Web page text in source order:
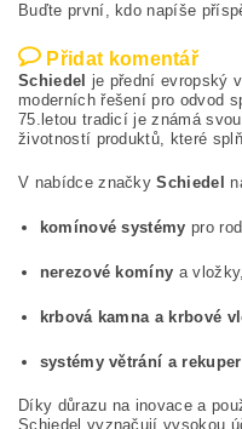
Buďte první, kdo napíše
Přidat komentář
Schiedel je přední evropský
moderních řešení pro odvod
75.letou tradicí je známá
životností produktů, které
V nabídce značkySchiedel
komínové systémy pro
nerezové komíny a vložky,
krbová kamna a krbové
systémy větrání a
Díky důrazu na inovace a
Schiedel vyznačují vysokou